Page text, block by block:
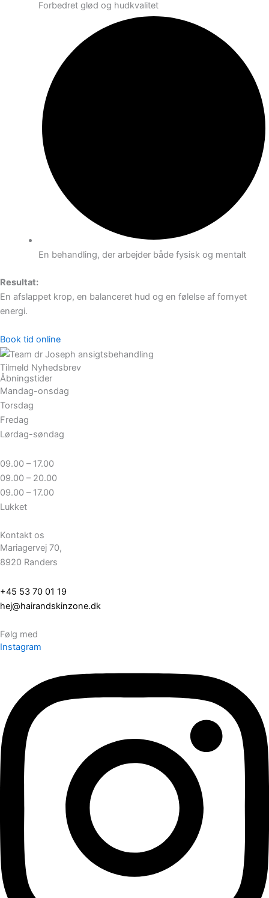
Forbedret glød og hudkvalitet
En behandling, der arbejder både fysisk og mentalt
Resultat:
En afslappet krop, en balanceret hud og en følelse af fornyet
energi.
Book tid online
Tilmeld Nyhedsbrev
Åbningstider
Mandag-onsdag
Torsdag
Fredag
Lørdag-søndag
09.00 – 17.00
09.00 – 20.00
09.00 – 17.00
Lukket
Kontakt os
Mariagervej 70,
8920 Randers
+45 53 70 01 19
hej@hairandskinzone.dk
Følg med
Instagram